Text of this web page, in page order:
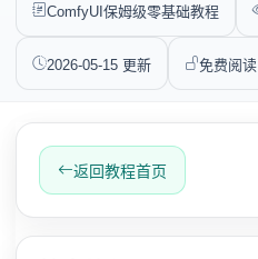
ComfyUI保姆级零基础教程
2026-05-15 更新 免费阅读
返回教程首页